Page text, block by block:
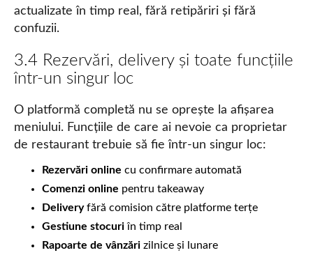
actualizate în timp real, fără retipăriri și fără
confuzii.
3.4 Rezervări, delivery și toate funcțiile
într-un singur loc
O platformă completă nu se oprește la afișarea
meniului. Funcțiile de care ai nevoie ca proprietar
de restaurant trebuie să fie într-un singur loc:
Rezervări online cu confirmare automată
Comenzi online pentru takeaway
Deliveryfără comision către platforme terțe
Gestiune stocuriîn timp real
Rapoarte de vânzări zilnice și lunare